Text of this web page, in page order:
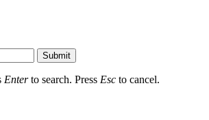
Submit
Enterto search. Press Esc to cancel.